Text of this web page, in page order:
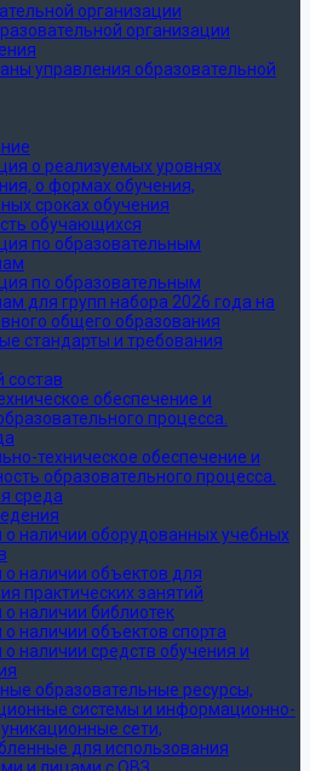
организации
организации
управления образовательной
о реализуемых уровнях
о формах обучения,
сроках обучения
обучающихся
по образовательным
по образовательным
для групп набора 2026 года на
общего образования
стандарты и требования
состав
обеспечение и
процесса.
техническое обеспечение и
образовательного процесса.
среда
наличии оборудованных учебных
наличии объектов для
практических занятий
наличии библиотек
наличии объектов спорта
наличии средств обучения и
образовательные ресурсы,
системы и информационно-
сети,
для использования